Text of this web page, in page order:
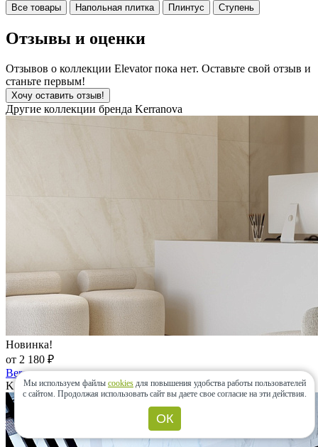
Все товары Напольная плитка Плинтус Ступень
Отзывы и оценки
Отзывов о коллекции Elevator пока нет. Оставьте свой отзыв и
станьте первым!
Хочу оставить отзыв!
Другие коллекции бренда Kerranova
Новинка!
от 2 180 ₽
Bereg
Kerranova, Россия
Мы используем файлы cookies для повышения удобства работы пользователей
с сайтом. Продолжая использовать сайт вы даете свое согласие на эти действия.
ОК